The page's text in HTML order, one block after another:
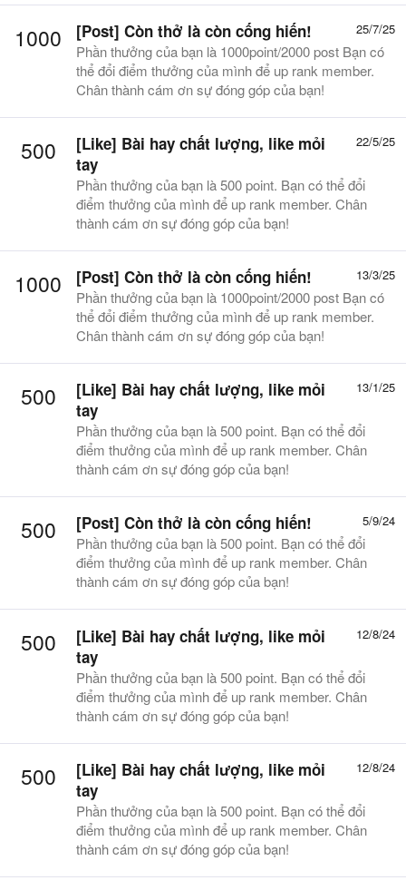
1000 25/7/25
[Post] Còn thở là còn cống hiến!
Phần thưởng của bạn là 1000point/2000 post Bạn có
thể đổi điểm thưởng của mình để up rank member.
Chân thành cám ơn sự đóng góp của bạn!
500 22/5/25
[Like] Bài hay chất lượng, like mỏi
tay
Phần thưởng của bạn là 500 point. Bạn có thể đổi
điểm thưởng của mình để up rank member. Chân
thành cám ơn sự đóng góp của bạn!
1000 13/3/25
[Post] Còn thở là còn cống hiến!
Phần thưởng của bạn là 1000point/2000 post Bạn có
thể đổi điểm thưởng của mình để up rank member.
Chân thành cám ơn sự đóng góp của bạn!
500 13/1/25
[Like] Bài hay chất lượng, like mỏi
tay
Phần thưởng của bạn là 500 point. Bạn có thể đổi
điểm thưởng của mình để up rank member. Chân
thành cám ơn sự đóng góp của bạn!
500 5/9/24
[Post] Còn thở là còn cống hiến!
Phần thưởng của bạn là 500 point. Bạn có thể đổi
điểm thưởng của mình để up rank member. Chân
thành cám ơn sự đóng góp của bạn!
500 12/8/24
[Like] Bài hay chất lượng, like mỏi
tay
Phần thưởng của bạn là 500 point. Bạn có thể đổi
điểm thưởng của mình để up rank member. Chân
thành cám ơn sự đóng góp của bạn!
500 12/8/24
[Like] Bài hay chất lượng, like mỏi
tay
Phần thưởng của bạn là 500 point. Bạn có thể đổi
điểm thưởng của mình để up rank member. Chân
thành cám ơn sự đóng góp của bạn!